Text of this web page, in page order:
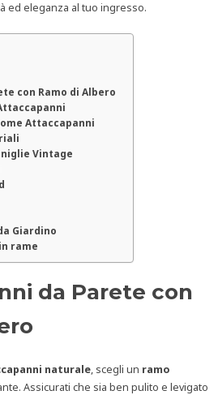
ed eleganza al tuo ingresso.
con Ramo di Albero
Attaccapanni
Vintage
Giardino
rame
da Parete con
naturale, scegli un ramo
Assicurati che sia ben pulito e levigato